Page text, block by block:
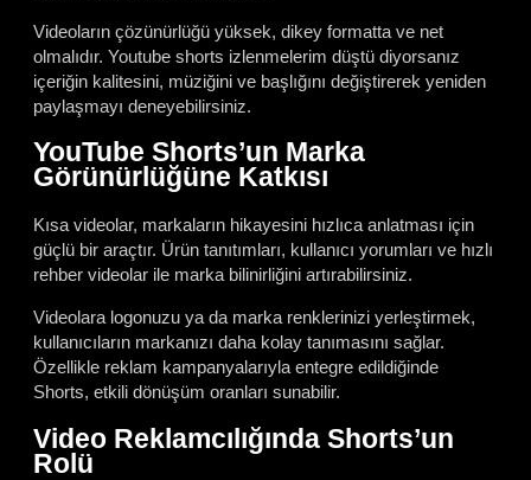
Videoların çözünürlüğü yüksek, dikey formatta ve net
olmalıdır. Youtube shorts izlenmelerim düştü diyorsanız
içeriğin kalitesini, müziğini ve başlığını değiştirerek yeniden
paylaşmayı deneyebilirsiniz.
YouTube Shorts’un Marka
Görünürlüğüne Katkısı
Kısa videolar, markaların hikayesini hızlıca anlatması için
güçlü bir araçtır. Ürün tanıtımları, kullanıcı yorumları ve hızlı
rehber videolar ile marka bilinirliğini artırabilirsiniz.
Videolara logonuzu ya da marka renklerinizi yerleştirmek,
kullanıcıların markanızı daha kolay tanımasını sağlar.
Özellikle reklam kampanyalarıyla entegre edildiğinde
Shorts, etkili dönüşüm oranları sunabilir.
Video Reklamcılığında Shorts’un
Rolü